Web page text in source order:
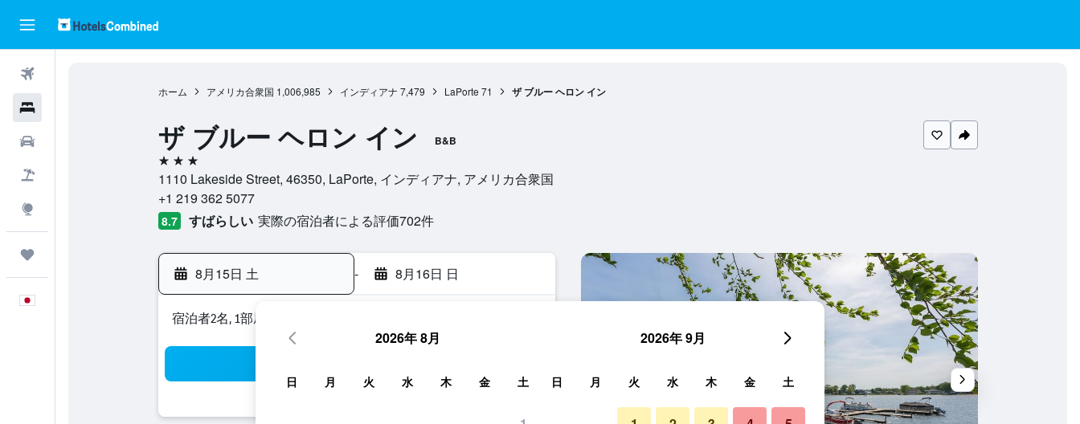
ホーム アメリカ合衆国 1,006,985 インディアナ 7,479 LaPorte 71 ザ ブルー ヘロン イン
ザ ブルー ヘロン イン B&B
3つ星
1110 Lakeside Street, 46350, LaPorte, インディアナ, アメリカ合衆国
+1 219 362 5077
8.7 すばらしい 実際の宿泊者による評価702​件
8月15日 土 - 8月16日 日
宿泊者2名, 1​部屋
2026年 8月
日 月 火 水 木 金 土
2026年 9月
日 月 火 水 木 金 土